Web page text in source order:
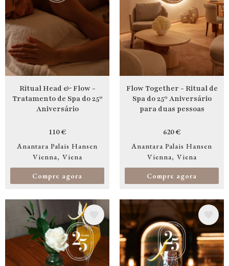
Ritual Head & Flow -
Tratamento de Spa do 25º
Aniversário
110 €
Anantara Palais Hansen
Vienna
Viena
Compre agora
Flow Together - Ritual de
Spa do 25º Aniversário
para duas pessoas
620 €
Anantara Palais Hansen
Vienna
Viena
Compre agora
Imagem Imagem